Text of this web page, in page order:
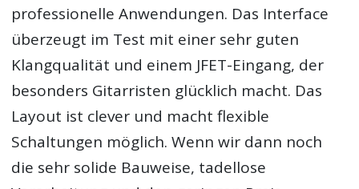
professionelle Anwendungen. Das Interface
überzeugt im Test mit einer sehr guten
Klangqualität und einem JFET-Eingang, der
besonders Gitarristen glücklich macht. Das
Layout ist clever und macht flexible
Schaltungen möglich. Wenn wir dann noch
die sehr solide Bauweise, tadellose